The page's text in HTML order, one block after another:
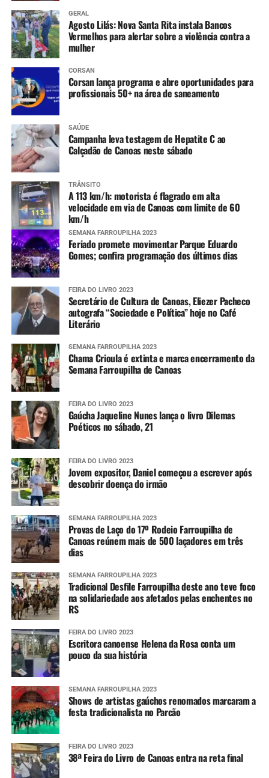
Meningo ACWY (dose única)
GERAL
Agosto Lilás: Nova Santa Rita instala Bancos
Vermelhos para alertar sobre a violência contra a
mulher
CORSAN
Corsan lança programa e abre oportunidades para
profissionais 50+ na área de saneamento
SAÚDE
Campanha leva testagem de Hepatite C ao
Calçadão de Canoas neste sábado
TRÂNSITO
A 113 km/h: motorista é flagrado em alta
velocidade em via de Canoas com limite de 60
km/h
SEMANA FARROUPILHA 2023
Feriado promete movimentar Parque Eduardo
Gomes; confira programação dos últimos dias
FEIRA DO LIVRO 2023
Secretário de Cultura de Canoas, Eliezer Pacheco
autografa “Sociedade e Política” hoje no Café
Literário
SEMANA FARROUPILHA 2023
Chama Crioula é extinta e marca encerramento da
Semana Farroupilha de Canoas
FEIRA DO LIVRO 2023
Gaúcha Jaqueline Nunes lança o livro Dilemas
Poéticos no sábado, 21
FEIRA DO LIVRO 2023
Jovem expositor, Daniel começou a escrever após
descobrir doença do irmão
SEMANA FARROUPILHA 2023
Provas de Laço do 17º Rodeio Farroupilha de
Canoas reúnem mais de 500 laçadores em três
dias
SEMANA FARROUPILHA 2023
Tradicional Desfile Farroupilha deste ano teve foco
na solidariedade aos afetados pelas enchentes no
RS
FEIRA DO LIVRO 2023
Escritora canoense Helena da Rosa conta um
pouco da sua história
SEMANA FARROUPILHA 2023
Shows de artistas gaúchos renomados marcaram a
festa tradicionalista no Parcão
FEIRA DO LIVRO 2023
38ª Feira do Livro de Canoas entra na reta final